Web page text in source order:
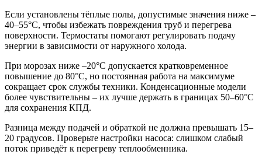
Если установлены тёплые полы, допустимые значения ниже –
40–55°C, чтобы избежать повреждения труб и перегрева
поверхности. Термостаты помогают регулировать подачу
энергии в зависимости от наружного холода.
При морозах ниже –20°C допускается кратковременное
повышение до 80°C, но постоянная работа на максимуме
сокращает срок службы техники. Конденсационные модели
более чувствительны – их лучше держать в границах 50–60°C
для сохранения КПД.
Разница между подачей и обраткой не должна превышать 15–
20 градусов. Проверьте настройки насоса: слишком слабый
поток приведёт к перегреву теплообменника.